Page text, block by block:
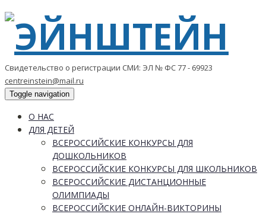
Свидетельство о регистрации СМИ: ЭЛ № ФС 77 - 69923
centreinstein@mail.ru
Toggle navigation
О НАС
ДЛЯ ДЕТЕЙ
ВСЕРОССИЙСКИЕ КОНКУРСЫ ДЛЯ
ДОШКОЛЬНИКОВ
ВСЕРОССИЙСКИЕ КОНКУРСЫ ДЛЯ ШКОЛЬНИКОВ
ВСЕРОССИЙСКИЕ ДИСТАНЦИОННЫЕ
ОЛИМПИАДЫ
ВСЕРОССИЙСКИЕ ОНЛАЙН-ВИКТОРИНЫ